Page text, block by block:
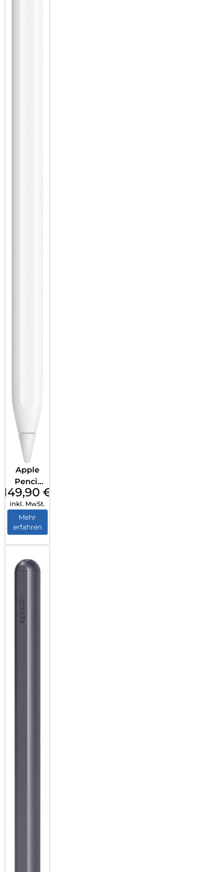
Apple
Pencil
Pro
Weiß
149,90 €
inkl. MwSt.
Mehr
erfahren